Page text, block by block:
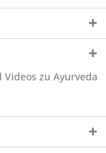
zu Ayurveda